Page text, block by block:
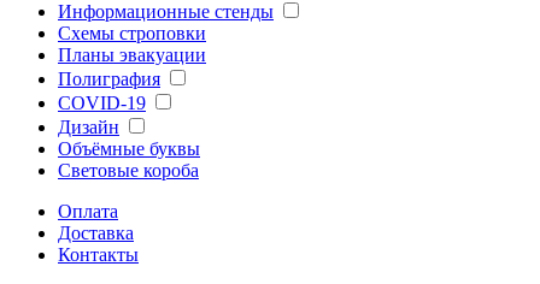
Информационные стенды
Схемы строповки
Планы эвакуации
Полиграфия
COVID-19
Дизайн
Объёмные буквы
Световые короба
Оплата
Доставка
Контакты